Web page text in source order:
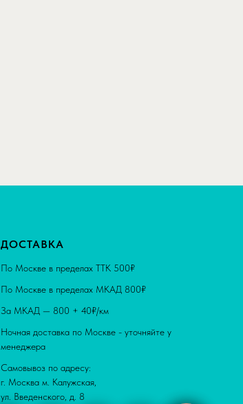
ДОСТАВКА
По Москве в пределах ТТК 500₽
По Москве в пределах МКАД 800₽
За МКАД — 800 + 40₽/км
Ночная доставка по Москве - уточняйте у
менеджера
Самовывоз по адресу:
г. Москва м. Калужская,
ул. Введенского, д. 8